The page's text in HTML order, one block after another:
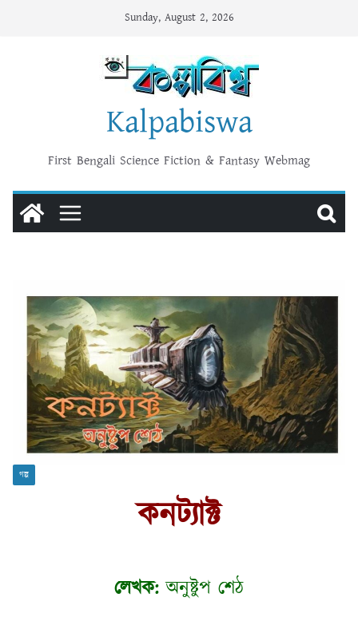
Sunday, August 2, 2026
Kalpabiswa
First Bengali Science Fiction & Fantasy Webmag
গল্প
কনট্যাক্ট
লেখক: অনুষ্টুপ শেঠ